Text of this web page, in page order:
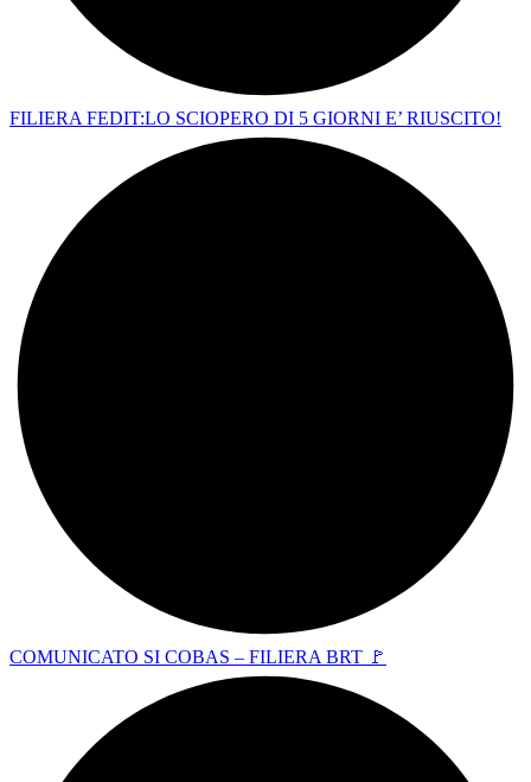
FILIERA FEDIT:LO SCIOPERO DI 5 GIORNI E’ RIUSCITO!
COMUNICATO SI COBAS – FILIERA BRT 🚩